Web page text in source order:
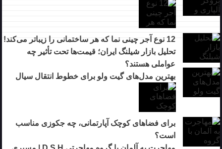
12 نوع آجر چینی نما که هر ساختمانی را زیباتر می‌کند!
تحلیل بازار شیلنگ ایران؛ قیمت‌ها تحت تأثیر چه
عواملی هستند؟
بهترین مدل‌های گیت ولو برای خطوط انتقال سیال
برای فضاهای کوچک آپارتمانی، چه جکوزی مناسب
است؟